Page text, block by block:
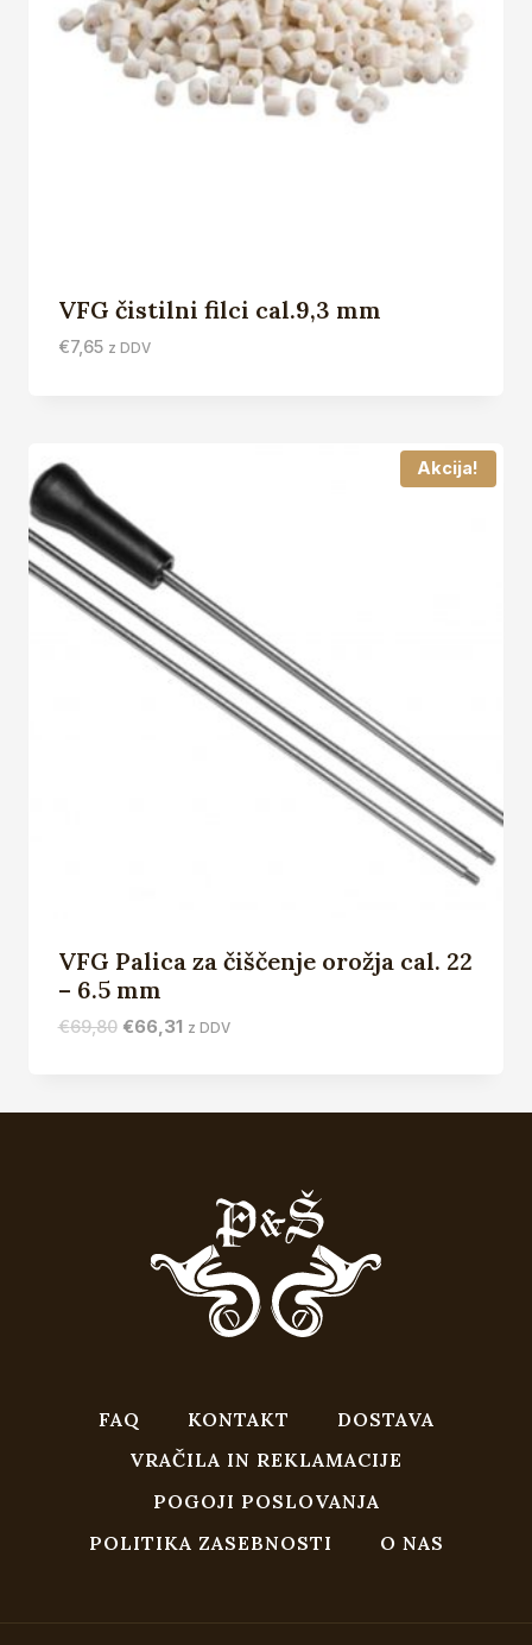
VFG čistilni filci cal.9,3 mm
€7,65 z DDV
Akcija!
VFG Palica za čiščenje orožja cal. 22
– 6.5 mm
€69,80 Izvirna
€66,31Trenutna
z DDV
FAQ KONTAKT
DOSTAVA
VRAČILA IN REKLAMACIJE
POGOJI POSLOVANJA
POLITIKA ZASEBNOSTI
O NAS